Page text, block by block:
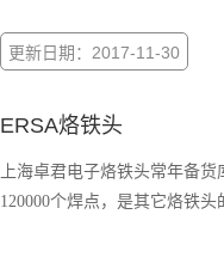
更新日期：2017-11-30
ERSA烙铁头
上海卓君电子烙铁头常年备
120000个焊点，是其它烙铁头